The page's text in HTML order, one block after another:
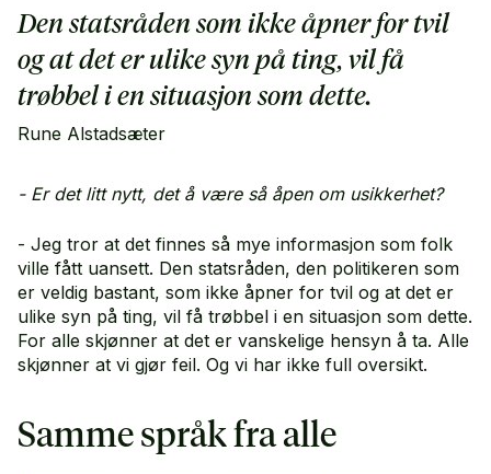
Den statsråden som ikke åpner for tvil
og at det er ulike syn på ting, vil få
trøbbel i en situasjon som dette.
Rune Alstadsæter
- Er det litt nytt, det å være så åpen om usikkerhet?
- Jeg tror at det finnes så mye informasjon som folk
ville fått uansett. Den statsråden, den politikeren som
er veldig bastant, som ikke åpner for tvil og at det er
ulike syn på ting, vil få trøbbel i en situasjon som dette.
For alle skjønner at det er vanskelige hensyn å ta. Alle
skjønner at vi gjør feil. Og vi har ikke full oversikt.
Samme språk fra alle